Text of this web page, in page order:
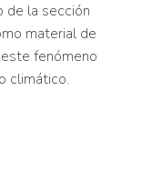
de la sección
material de
fenómeno
climático.